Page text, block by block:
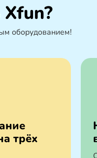
оборудованием!
трёх